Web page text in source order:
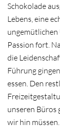
Schokolade
Lebens, eine
Passion fort.
die
Führung
essen. Den
unseren Büros
wir hin